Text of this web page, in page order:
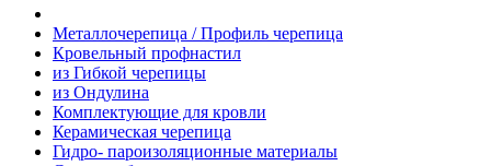
Металлочерепица / Профиль черепица
Кровельный профнастил
из Гибкой черепицы
из Ондулина
Комплектующие для кровли
Керамическая черепица
Гидро- пароизоляционные материалы